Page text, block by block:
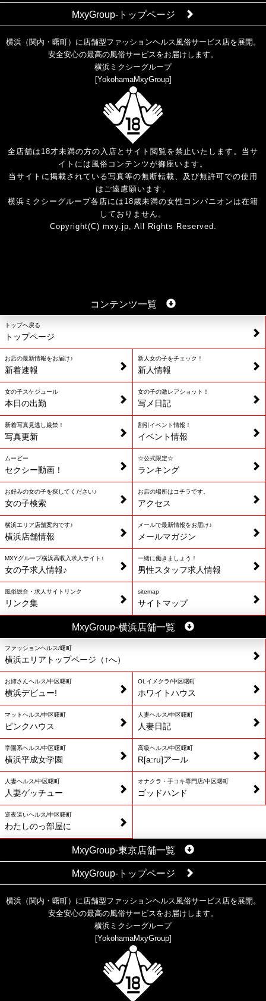
MxyGroup-トップページ
横浜（関内・曙町）に店舗型ファッションヘルス風俗サービス店を展開。
安全安心の最高の風俗サービスをお届けします。
横浜ミクシーグループ
[YokohamaMxyGroup]
全店舗は18才未満の方の入店とサイト閲覧を禁止いたします。当サ
イトには風俗コンテンツが御座います。
当サイトに掲載されている写真等の無断転載、及び無許可での使用
はご遠慮願います。
横浜ミクシーグループ各店には18歳未満の女性コンパニオンは在籍
しておりません。
Copyright(C) mxy.jp, All Rights Reserved.
コンテンツ一覧
トップへ戻る
トップページ
お店の最新情報をお届け♪
新着速報
新人女の子をチェック！
新人情報
女の子スケジュール
本日の出勤
女の子の激レアショット！
写メ日記
新着写真見逃し厳禁！
写真更新
割引イベント情報！
イベント情報
ムービー
セクシー動画！
☆公式限定☆
ランキング
お好みの女の子を探してください♪
女の子検索
お店の場所はコチラです。
アクセス
横浜エリア店舗案内です♪
横浜店舗情報
メールで最新情報をお届け♪
メールマガジン
MXYグループ横浜高収入求人サイト♪
女の子求人情報♪
一緒に働きましょう！
男性スタッフ求人情報
風俗総合・求人サイトリンク
リンク集
sitemap
サイトマップ
MxyGroup-横浜店舗一覧
ファッションヘルス/曙町
横浜エリアトップページ（↑へ）
お姉さんヘルス/中区曙町
横浜デビュー!
OLイメクラ/中区曙町
ホワイトハウス
マットヘルス/中区曙町
ピンクハウス
人妻ヘルス/中区曙町
人妻日記
学園系ヘルス/中区曙町
横浜平成女学園
高級ヘルス/中区曙町
R[a:ru]アール
人妻ヘルス/中区曙町
人妻ゲッチュー
オナクラ・手コキ専門店/中区曙町
ゴッドハンド
逆夜這いヘルス/中区曙町
わたしのっ部屋に
MxyGroup-東京店舗一覧
MxyGroup-トップページ
横浜（関内・曙町）に店舗型ファッションヘルス風俗サービス店を展開。
安全安心の最高の風俗サービスをお届けします。
横浜ミクシーグループ
[YokohamaMxyGroup]